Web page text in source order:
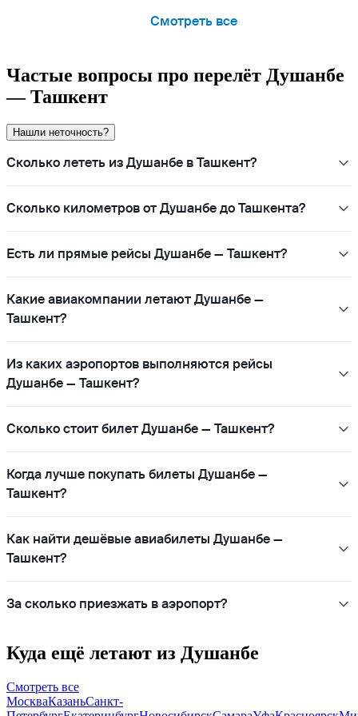
Смотреть все
Частые вопросы про перелёт Душанбе
— Ташкент
Нашли неточность?
Сколько лететь из Душанбе в Ташкент?
Сколько километров от Душанбе до Ташкента?
Есть ли прямые рейсы Душанбе — Ташкент?
Какие авиакомпании летают Душанбе —
Ташкент?
Из каких аэропортов выполняются рейсы
Душанбе — Ташкент?
Сколько стоит билет Душанбе — Ташкент?
Когда лучше покупать билеты Душанбе —
Ташкент?
Как найти дешёвые авиабилеты Душанбе —
Ташкент?
За сколько приезжать в аэропорт?
Куда ещё летают из Душанбе
Смотреть все
МоскваКазаньСанкт-